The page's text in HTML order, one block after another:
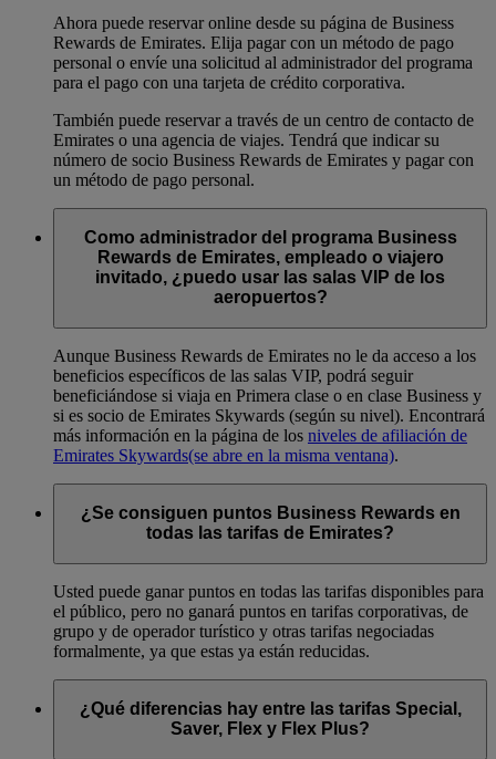
Ahora puede reservar online desde su página de Business
Rewards de Emirates. Elija pagar con un método de pago
personal o envíe una solicitud al administrador del programa
para el pago con una tarjeta de crédito corporativa.
También puede reservar a través de un centro de contacto de
Emirates o una agencia de viajes. Tendrá que indicar su
número de socio Business Rewards de Emirates y pagar con
un método de pago personal.
Como administrador del programa Business
Rewards de Emirates, empleado o viajero
invitado, ¿puedo usar las salas VIP de los
aeropuertos?
Aunque Business Rewards de Emirates no le da acceso a los
beneficios específicos de las salas VIP, podrá seguir
beneficiándose si viaja en Primera clase o en clase Business y
si es socio de Emirates Skywards (según su nivel). Encontrará
más información en la página de los niveles de afiliación de
Emirates Skywards(se abre en la misma ventana).
¿Se consiguen puntos Business Rewards en
todas las tarifas de Emirates?
Usted puede ganar puntos en todas las tarifas disponibles para
el público, pero no ganará puntos en tarifas corporativas, de
grupo y de operador turístico y otras tarifas negociadas
formalmente, ya que estas ya están reducidas.
¿Qué diferencias hay entre las tarifas Special,
Saver, Flex y Flex Plus?